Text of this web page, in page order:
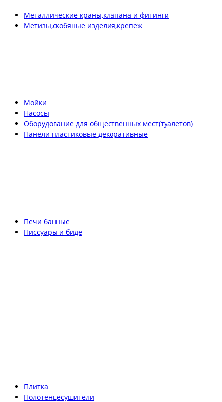
Металлические краны,клапана и фитинги
Метизы,скобяные изделия,крепеж
Мойки
Насосы
Оборудование для общественных мест(туалетов)
Панели пластиковые декоративные
Печи банные
Писсуары и биде
Плитка
Полотенцесушители